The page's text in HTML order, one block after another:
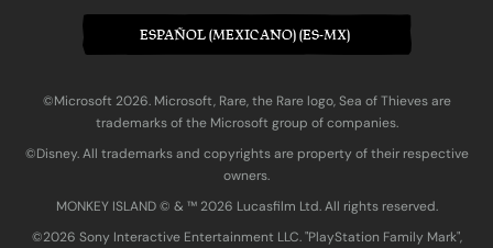
ESPAÑOL (MEXICANO) (ES-MX)
©Microsoft 2026. Microsoft, Rare, the Rare logo, Sea of Thieves are
trademarks of the Microsoft group of companies.
©Disney. All trademarks and copyrights are property of their respective
owners.
MONKEY ISLAND © & ™ 20‍26 Lucasfilm Ltd. All rights reserved.
©2026 Sony Interactive Entertainment LLC. "PlayStation Family Mark",